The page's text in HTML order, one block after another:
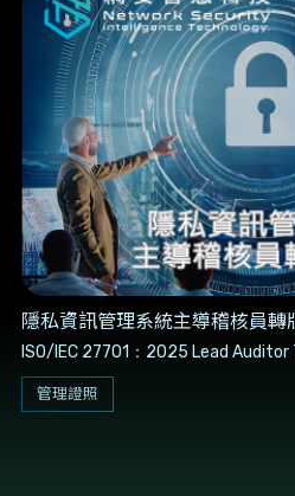
隱私資訊管理系統主導稽核員轉
ISO/IEC 27701：2025 Lead
管理證照